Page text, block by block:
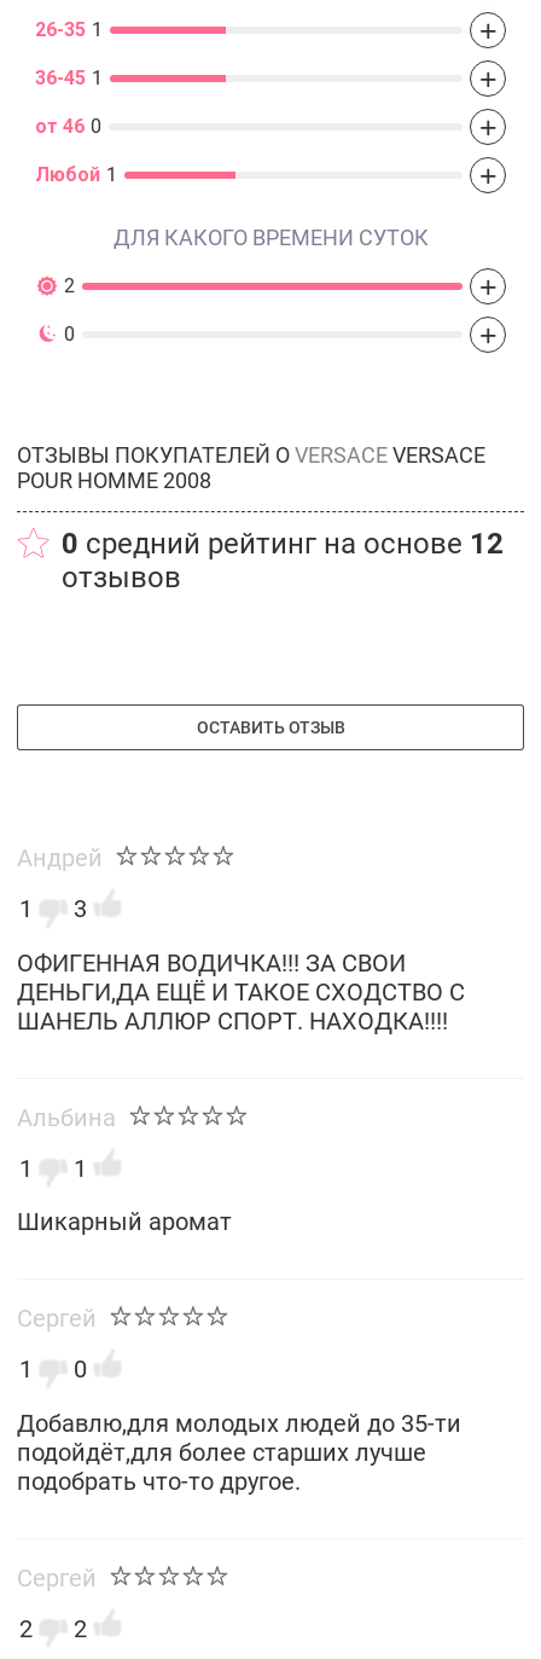
26-35 1 +
36-45 1 +
от 46 0 +
Любой 1 +
ДЛЯ КАКОГО ВРЕМЕНИ СУТОК
2 +
0 +
ОТЗЫВЫ ПОКУПАТЕЛЕЙ ОVERSACEVERSACE
POUR HOMME 2008
0 средний рейтинг на основе 12
отзывов
ОСТАВИТЬ ОТЗЫВ
Андрей
1
3
ОФИГЕННАЯ ВОДИЧКА!!! ЗА СВОИ
ДЕНЬГИ,ДА ЕЩЁ И ТАКОЕ СХОДСТВО С
ШАНЕЛЬ АЛЛЮР СПОРТ. НАХОДКА!!!!
Альбина
1
1
Шикарный аромат
Сергей
1
0
Добавлю,для молодых людей до 35-ти
подойдёт,для более старших лучше
подобрать что-то другое.
Сергей
2
2